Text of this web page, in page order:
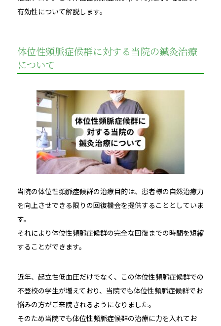
有効性について解説します。
体位性頻脈症候群に対する当院の鍼灸治療
について
当院の体位性頻脈症候群の治療目的は、患者様の自然治癒力
を向上させできる限りの回復機会を提供することとしていま
す。
それにより体位性頻脈症候群の完全な回復までの時間を短縮
することができます。
近年、起立性低血圧だけでなく、この体位性頻脈症候群での
不登校の学生が増えており、当院でも体位性頻脈症候群でお
悩みの方がご来院されるようになりました。
そのため当院でも体位性頻脈症候群の治療に力を入れてお